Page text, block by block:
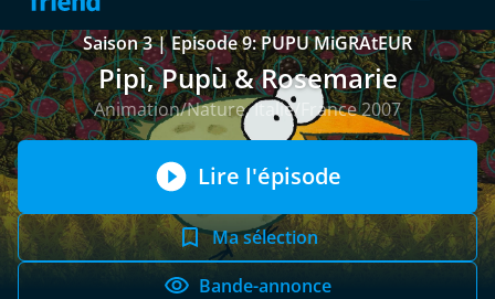
Saison 3 | Episode 9: PUPU MiGRAtEUR
Pipì, Pupù & Rosemarie
Animation/Nature, Italie/France 2007
Lire l'épisode
Ma sélection
Bande-annonce